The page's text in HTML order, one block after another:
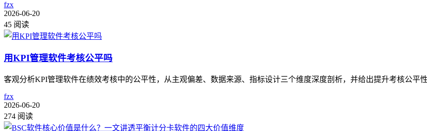
fzx
2026-06-20
45 阅读
用KPI管理软件考核公平吗
客观分析KPI管理软件在绩效考核中的公平性，从主观偏差、数据来源、指标设计三个维度深度剖析，并给出提升考核公平性
fzx
2026-06-20
274 阅读